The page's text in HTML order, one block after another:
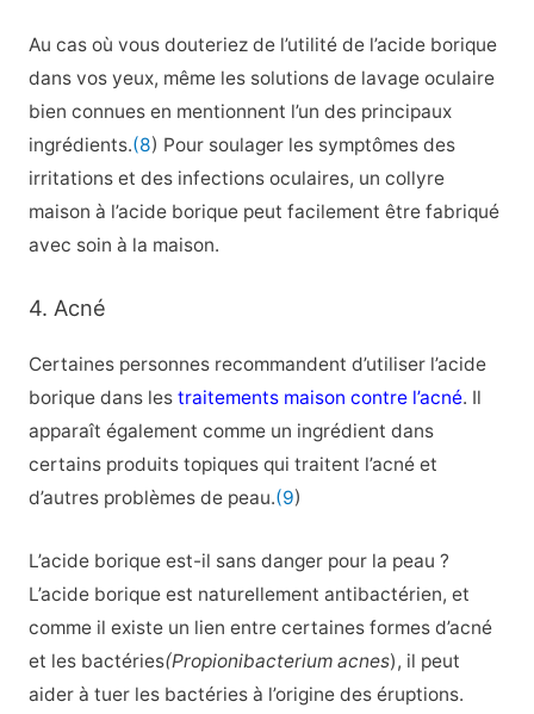
Au cas où vous douteriez de l’utilité de l’acide borique
dans vos yeux, même les solutions de lavage oculaire
bien connues en mentionnent l’un des principaux
ingrédients.(8) Pour soulager les symptômes des
irritations et des infections oculaires, un collyre
maison à l’acide borique peut facilement être fabriqué
avec soin à la maison.
4. Acné
Certaines personnes recommandent d’utiliser l’acide
borique dans les traitements maison contre l’acné. Il
apparaît également comme un ingrédient dans
certains produits topiques qui traitent l’acné et
d’autres problèmes de peau.(9)
L’acide borique est-il sans danger pour la peau ?
L’acide borique est naturellement antibactérien, et
comme il existe un lien entre certaines formes d’acné
et les bactéries(Propionibacterium acnes), il peut
aider à tuer les bactéries à l’origine des éruptions.